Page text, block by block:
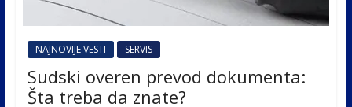
NAJNOVIJE VESTI SERVIS
Sudski overen prevod dokumenta:
Šta treba da znate?